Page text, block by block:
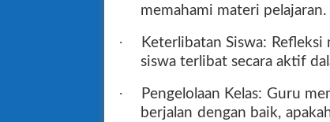
memahami materi pelajaran.
·
Keterlibatan Siswa:
siswa terlibat secara aktif
·
Pengelolaan Kelas: Guru
berjalan dengan baik,